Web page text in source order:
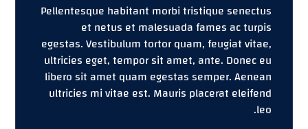
Pellentesque habitant morbi tristique senectus
et netus et malesuada fames ac turpis
egestas. Vestibulum tortor quam, feugiat vitae,
ultricies eget, tempor sit amet, ante. Donec eu
libero sit amet quam egestas semper. Aenean
ultricies mi vitae est. Mauris placerat eleifend
leo.